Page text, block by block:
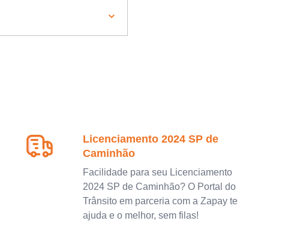
Licenciamento 2024 SP de
Caminhão
Facilidade para seu Licenciamento
2024 SP de Caminhão? O Portal do
Trânsito em parceria com a Zapay te
ajuda e o melhor, sem filas!